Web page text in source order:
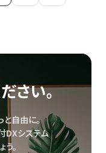
さい。
と自由に。
DXシステム
。